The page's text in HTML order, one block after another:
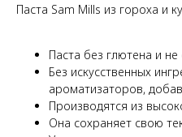
Паста Sam Mills из гороха и
Паста без глютена и
Без искусственных
ароматизаторов,
Производятся из
Она сохраняет свою